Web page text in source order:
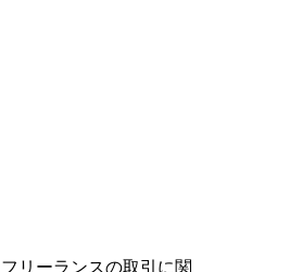
フリーランスの取引に関